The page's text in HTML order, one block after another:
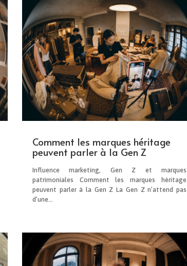
Comment les marques héritage
peuvent parler à la Gen Z
Influence marketing, Gen Z et marques
patrimoniales Comment les marques héritage
peuvent parler à la Gen Z La Gen Z n’attend pas
d’une...